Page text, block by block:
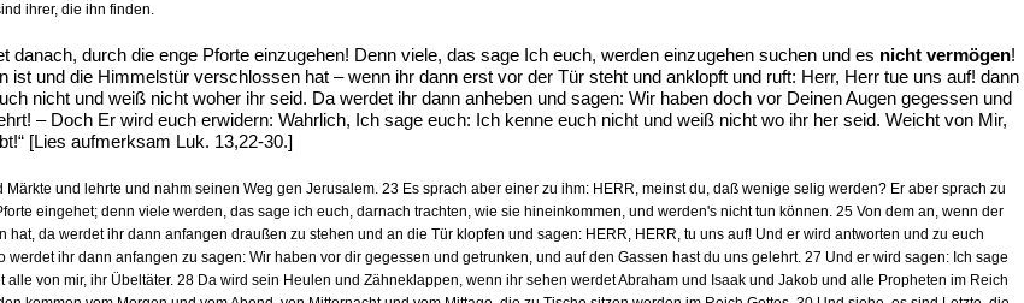
ihrer, die ihn finden.
danach, durch die enge Pforte einzugehen! Denn viele, das sage Ich euch, werden einzugehen suchen und es nicht vermögen!
ist und die Himmelstür verschlossen hat – wenn ihr dann erst vor der Tür steht und anklopft und ruft: Herr, Herr tue uns auf! dann
nicht und weiß nicht woher ihr seid. Da werdet ihr dann anheben und sagen: Wir haben doch vor Deinen Augen gegessen und
– Doch Er wird euch erwidern: Wahrlich, Ich sage euch: Ich kenne euch nicht und weiß nicht wo ihr her seid. Weicht von Mir,
[Lies aufmerksam Luk. 13,22-30.]
und lehrte und nahm seinen Weg gen Jerusalem. 23 Es sprach aber einer zu ihm: HERR, meinst du, daß wenige selig werden? Er aber sprach zu
eingehet; denn viele werden, das sage ich euch, darnach trachten, wie sie hineinkommen, und werden's nicht tun können. 25 Von dem an, wenn der
hat, da werdet ihr dann anfangen draußen zu stehen und an die Tür klopfen und sagen: HERR, HERR, tu uns auf! Und er wird antworten und zu euch
ihr dann anfangen zu sagen: Wir haben vor dir gegessen und getrunken, und auf den Gassen hast du uns gelehrt. 27 Und er wird sagen: Ich sage
von mir, ihr Übeltäter. 28 Da wird sein Heulen und Zähneklappen, wenn ihr sehen werdet Abraham und Isaak und Jakob und alle Propheten im Reich